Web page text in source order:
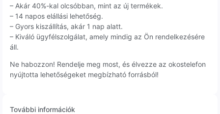
– Akár 40%-kal olcsóbban, mint az új termékek.
– 14 napos elállási lehetőség.
– Gyors kiszállítás, akár 1 nap alatt.
– Kiváló ügyfélszolgálat, amely mindig az Ön rendelkezésére
áll.
Ne habozzon! Rendelje meg most, és élvezze az okostelefon
nyújtotta lehetőségeket megbízható forrásból!
További információk